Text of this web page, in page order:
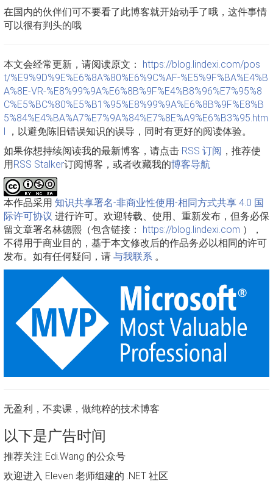
在国内的伙伴们可不要看了此博客就开始动手了哦，这件事情
可以很有判头的哦
本文会经常更新，请阅读原文： https://blog.lindexi.com/pos
t/%E9%9D%9E%E6%8A%80%E6%9C%AF-%E5%9F%BA%E4%B
A%8E-VR-%E8%99%9A%E6%8B%9F%E4%B8%96%E7%95%8
C%E5%BC%80%E5%B1%95%E8%99%9A%E6%8B%9F%E8%B
5%84%E4%BA%A7%E7%9A%84%E7%8E%A9%E6%B3%95.htm
l ，以避免陈旧错误知识的误导，同时有更好的阅读体验。
如果你想持续阅读我的最新博客，请点击 RSS 订阅 ，推荐使
用RSS Stalker订阅博客，或者收藏我的博客导航
本作品采用 知识共享署名-非商业性使用-相同方式共享 4.0 国
际许可协议 进行许可。欢迎转载、使用、重新发布，但务必保
留文章署名林德熙（包含链接： https://blog.lindexi.com ），
不得用于商业目的，基于本文修改后的作品务必以相同的许可
发布。如有任何疑问，请 与我联系 。
无盈利，不卖课，做纯粹的技术博客
以下是广告时间
推荐关注 Edi.Wang 的公众号
欢迎进入 Eleven 老师组建的 .NET 社区